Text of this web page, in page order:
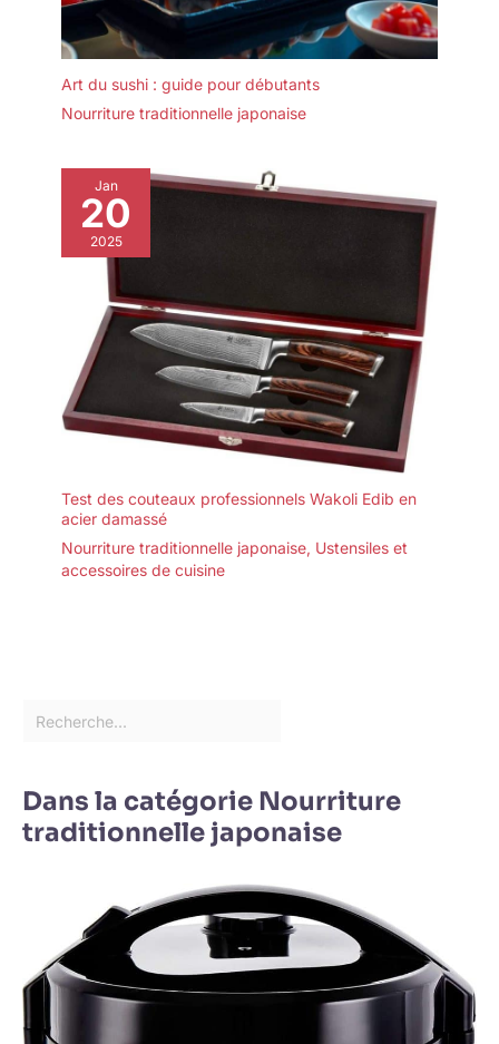
Art du sushi : guide pour débutants
Nourriture traditionnelle japonaise
Jan
20
2025
Test des couteaux professionnels Wakoli Edib en
acier damassé
Nourriture traditionnelle japonaise, Ustensiles et
accessoires de cuisine
Dans la catégorie Nourriture
traditionnelle japonaise